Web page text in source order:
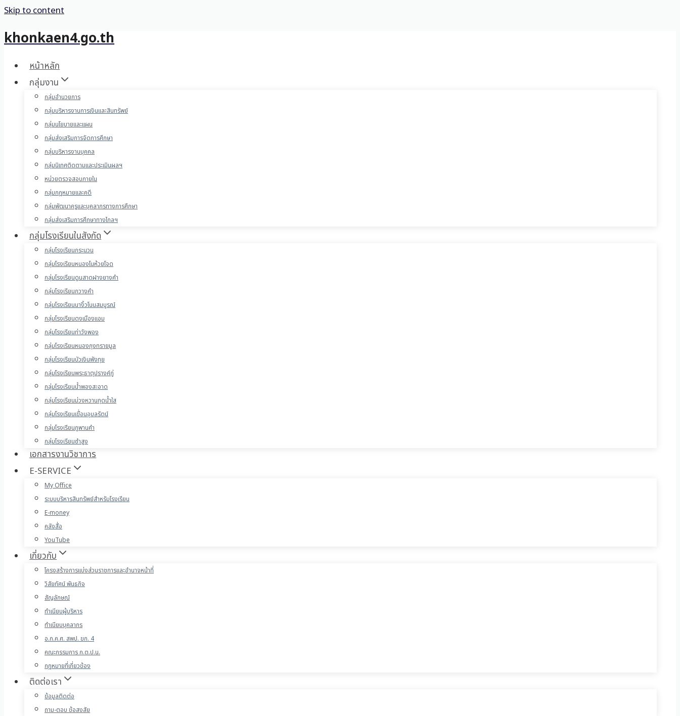
Skip to content
khonkaen4.go.th
หน้าหลัก
กลุ่มงาน
กลุ่มอำนวยการ
กลุ่มบริหารงานการเงินและสินทรัพย์
กลุ่มนโยบายและแผน
กลุ่มส่งเสริมการจัดการศึกษา
กลุ่มบริหารงานบุคคล
กลุ่มนิเทศติดตามและประเมินผลฯ
หน่วยตรวจสอบภายใน
กลุ่มกฎหมายและคดี
กลุ่มพัฒนาครูและบุคลากรทางการศึกษา
กลุ่มส่งเสริมการศึกษาทางไกลฯ
กลุ่มโรงเรียนในสังกัด
กลุ่มโรงเรียนกระนวน
กลุ่มโรงเรียนหนองโนห้วยโจด
กลุ่มโรงเรียนดูนสาดฝางยางคำ
กลุ่มโรงเรียนกวางคำ
กลุ่มโรงเรียนนางิ้วโนนสมบูรณ์
กลุ่มโรงเรียนดงเมืองแอม
กลุ่มโรงเรียนท่าวังพอง
กลุ่มโรงเรียนหนองกุงทรายมูล
กลุ่มโรงเรียนบัวเงินพังทุย
กลุ่มโรงเรียนพระธาตุปรางค์กู่
กลุ่มโรงเรียนน้ำพองสะอาด
กลุ่มโรงเรียนม่วงหวานกุดน้ำใส
กลุ่มโรงเรียนเขื่อนอุบลรัตน์
กลุ่มโรงเรียนภูพานคำ
กลุ่มโรงเรียนซำสูง
เอกสารงานวิชาการ
E-SERVICE
My Office
ระบบบริหารสินทรัพย์สำหรับโรงเรียน
E-money
คลังสื่อ
YouTube
เกี่ยวกับ
โครงสร้างการแบ่งส่วนราชการและอำนาจหน้าที่
วิสัยทัศน์ พันธกิจ
สัญลักษณ์
ทำเนียบผู้บริหาร
ทำเนียบบุคลากร
อ.ก.ค.ศ. สพป. ขก. 4
คณะกรรมการ ก.ต.ป.น.
กฎหมายที่เกี่ยวข้อง
ติดต่อเรา
ข้อมูลติดต่อ
ถาม-ตอบ ข้อสงสัย